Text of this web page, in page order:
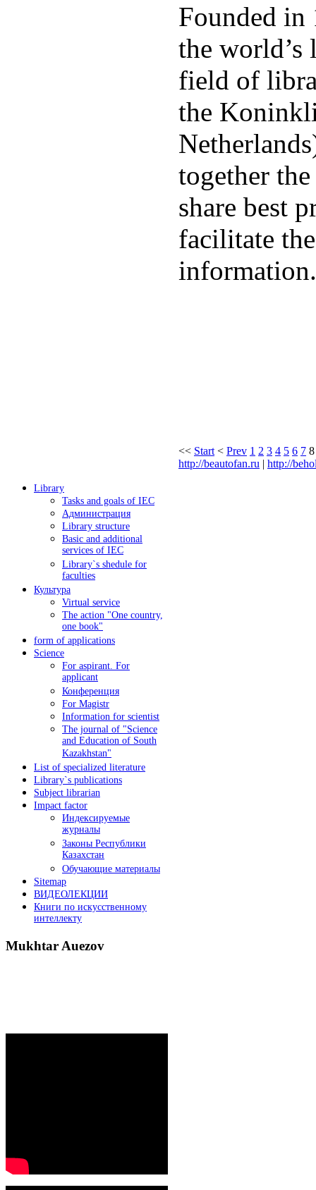
Founded
the world’s
field of
the
together
share best
facilitate
information.
<< Start < Prev 1 2 3 4 5 6 7 8
http://beautofan.ru | http://
Library
Tasks and goals of IEC
Администрация
Library structure
Basic and additional
services of IEC
Library`s shedule for
faculties
Культура
Virtual service
The action "One country,
one book"
form of applications
Science
For aspirant. For
applicant
Конференция
For Magistr
Information for sсientist
The journal of "Science
and Education of South
Kazakhstan"
List of specialized literature
Library`s publications
Subject librarian
Impact factor
Индексируемые
журналы
Законы Республики
Казахстан
Обучающие материалы
Sitemap
ВИДЕОЛЕКЦИИ
Книги по искусственному
интеллекту
MukhtarAuezov